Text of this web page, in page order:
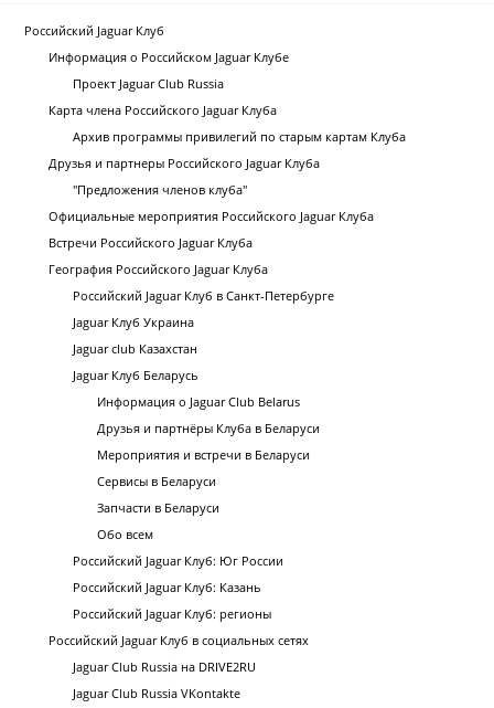
Российский Jaguar Клуб
Информация о Российском Jaguar Клубе
Проект Jaguar Club Russia
Карта члена Российского Jaguar Клуба
Архив программы привилегий по старым картам Клуба
Друзья и партнеры Российского Jaguar Клуба
"Предложения членов клуба"
Официальные мероприятия Российского Jaguar Клуба
Встречи Российского Jaguar Клуба
География Российского Jaguar Клуба
Российский Jaguar Клуб в Санкт-Петербурге
Jaguar Клуб Украина
Jaguar club Казахстан
Jaguar Клуб Беларусь
Информация о Jaguar Club Belarus
Друзья и партнёры Клуба в Беларуси
Мероприятия и встречи в Беларуси
Сервисы в Беларуси
Запчасти в Беларуси
Обо всем
Российский Jaguar Клуб: Юг России
Российский Jaguar Клуб: Казань
Российский Jaguar Клуб: регионы
Российский Jaguar Клуб в социальных сетях
Jaguar Club Russia на DRIVE2RU
Jaguar Club Russia VKontakte